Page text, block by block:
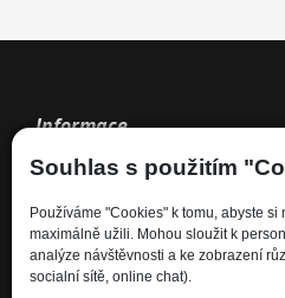
Souhlas s použitím
Používáme "Cookies" k tomu, abyste
maximálně užili. Mohou sloužit k
analýze návštěvnosti a ke zobrazení
socialní sítě, online chat).
Informace
Financování
Kariéra
Informace pro spotřebitele